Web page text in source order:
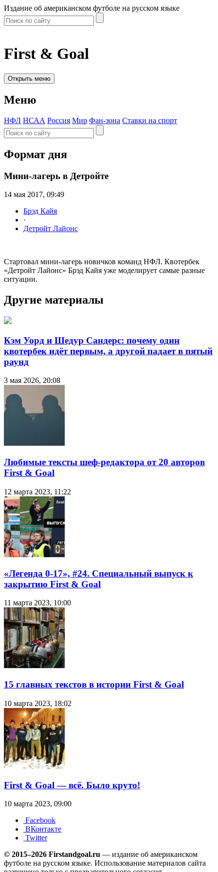
Издание об американском футболе на русском языке
First & Goal
Открыть меню
Меню
НФЛ НСАА Россия Мир Фан-зона Ставки на спорт
Формат дня
Мини-лагерь в Детройте
14 мая 2017, 09:49
Брэд Кайя
·
Детройт Лайонс
Стартовал мини-лагерь новичков команд НФЛ. Квотербек
«Детройт Лайонс» Брэд Кайя уже моделирует самые разные
ситуации.
Другие материалы
Кэм Уорд и Шедур Сандерс: почему один
квотербек идёт первым, а другой падает в пятый
раунд
3 мая 2026, 20:08
Любимые тексты шеф-редактора от 20 авторов
First & Goal
12 марта 2023, 11:22
«Легенда 0-17», #24. Специальный выпуск к
закрытию First & Goal
11 марта 2023, 10:00
15 главных текстов в истории First & Goal
10 марта 2023, 18:02
First & Goal — всё. Было круто!
10 марта 2023, 09:00
Facebook
ВКонтакте
Twitter
© 2015–2026 Firstandgoal.ru — издание об американском
футболе на русском языке. Использование материалов cайта